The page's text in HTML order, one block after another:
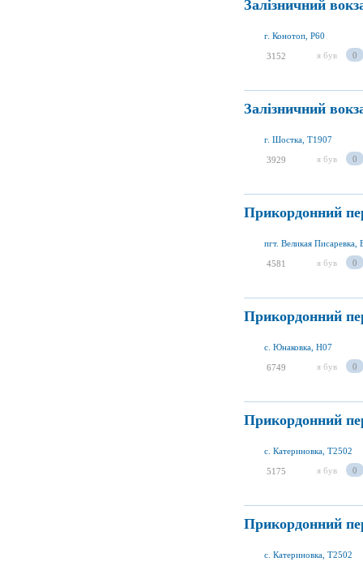
Залізничний
г. Конотоп, P60
3152 я був 0
Залізничний
г. Шостка, T1907
3929 я був 0
Прикордонний
пгт. Великая Писаревка,
4581 я був 0
Прикордонний
с. Юнаковка, H07
6749 я був 0
Прикордонний
с. Катериновка, T2502
5175 я був 0
Прикордонний
с. Катериновка, T2502